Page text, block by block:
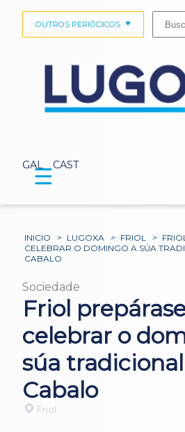
GAL CAST
OUTROS PERIÓDICOS
☰
INICIO > LUGOXA > FRIOL >
CELEBRAR O DOMINGO A SÚA
CABALO
Sociedade
Friol
celebrar o
súa
Cabalo
Friol